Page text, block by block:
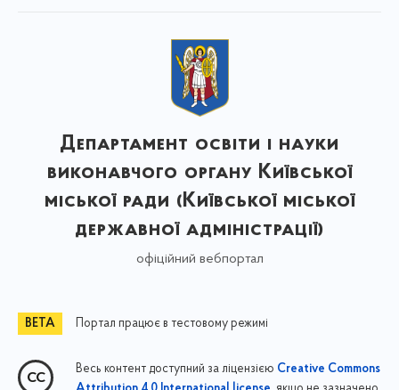
Департамент освіти і науки
виконавчого органу Київської
міської ради (Київської міської
державної адміністрації)
офіційний вебпортал
Портал працює в тестовому режимі
Весь контент доступний за ліцензією Creative Commons